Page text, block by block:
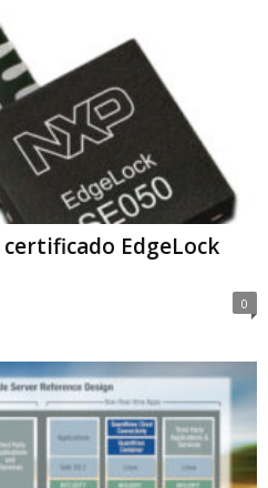
EdgeLock
0